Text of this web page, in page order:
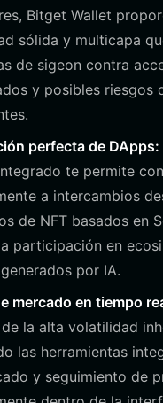
Bitget Wallet
sólida y multicapa
de sigeon contra
y posibles riesgos
perfecta de DApps:
te permite
a intercambios
de NFT basados en
participación en
por IA.
mercado en tiempo
la alta volatilidad
las herramientas
y seguimiento de